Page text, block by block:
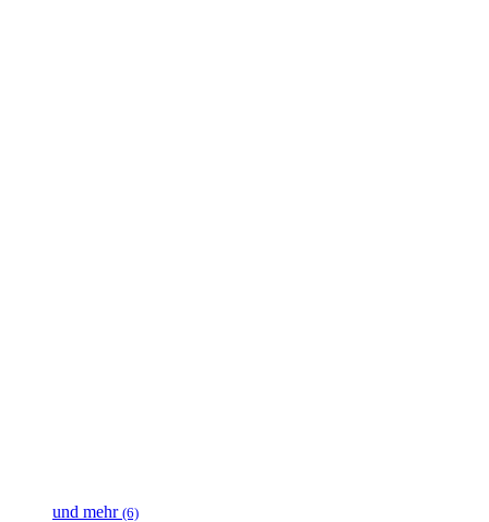
und mehr (6)